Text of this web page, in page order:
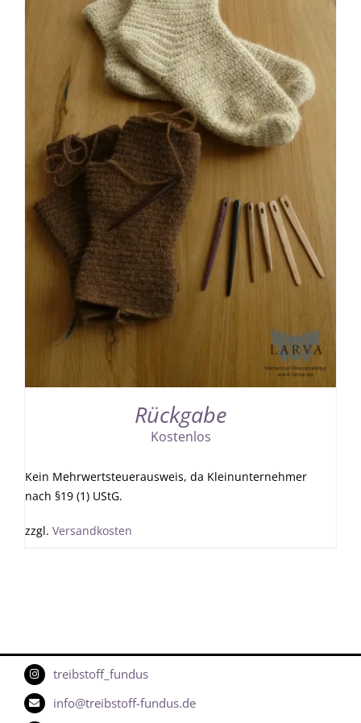
Rückgabe
Kostenlos
Kein Mehrwertsteuerausweis, da Kleinunternehmer
nach §19 (1) UStG.
zzgl. Versandkosten
treibstoff_fundus
info@treibstoff-fundus.de